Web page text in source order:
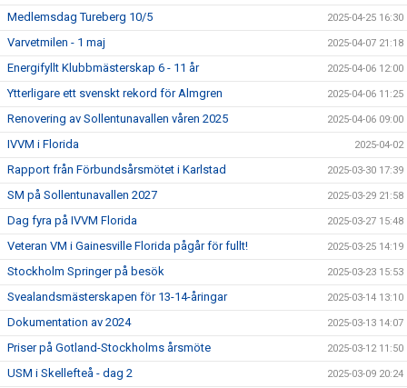
Medlemsdag Tureberg 10/5 2025-04-25 16:30
Varvetmilen - 1 maj 2025-04-07 21:18
Energifyllt Klubbmästerskap 6 - 11 år 2025-04-06 12:00
Ytterligare ett svenskt rekord för Almgren 2025-04-06 11:25
Renovering av Sollentunavallen våren 2025 2025-04-06 09:00
IVVM i Florida 2025-04-02
Rapport från Förbundsårsmötet i Karlstad 2025-03-30 17:39
SM på Sollentunavallen 2027 2025-03-29 21:58
Dag fyra på IVVM Florida 2025-03-27 15:48
Veteran VM i Gainesville Florida pågår för fullt! 2025-03-25 14:19
Stockholm Springer på besök 2025-03-23 15:53
Svealandsmästerskapen för 13-14-åringar 2025-03-14 13:10
Dokumentation av 2024 2025-03-13 14:07
Priser på Gotland-Stockholms årsmöte 2025-03-12 11:50
USM i Skellefteå - dag 2 2025-03-09 20:24